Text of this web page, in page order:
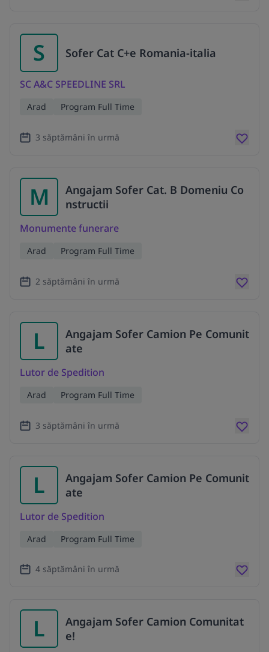
S Sofer Cat C+e Romania-italia
SC A&C SPEEDLINE SRL
Arad Program Full Time
3 săptămâni în urmă
M
Angajam Sofer Cat. B Domeniu Co
nstructii
Monumente funerare
Arad Program Full Time
2 săptămâni în urmă
L
Angajam Sofer Camion Pe Comunit
ate
Lutor de Spedition
Arad Program Full Time
3 săptămâni în urmă
L
Angajam Sofer Camion Pe Comunit
ate
Lutor de Spedition
Arad Program Full Time
4 săptămâni în urmă
L
Angajam Sofer Camion Comunitat
e!